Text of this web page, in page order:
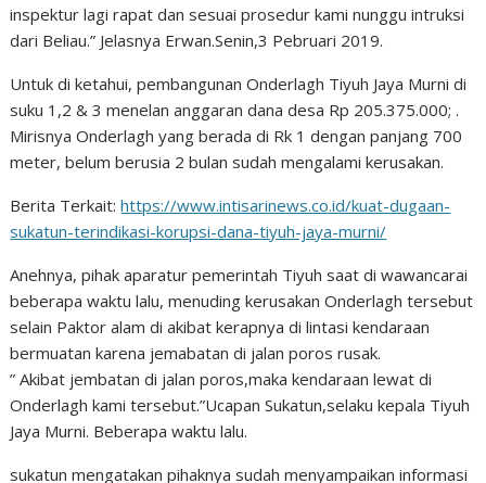
inspektur lagi rapat dan sesuai prosedur kami nunggu intruksi
dari Beliau.” Jelasnya Erwan.Senin,3 Pebruari 2019.
Untuk di ketahui, pembangunan Onderlagh Tiyuh Jaya Murni di
suku 1,2 & 3 menelan anggaran dana desa Rp 205.375.000; .
Mirisnya Onderlagh yang berada di Rk 1 dengan panjang 700
meter, belum berusia 2 bulan sudah mengalami kerusakan.
Berita Terkait:https://www.intisarinews.co.id/kuat-dugaan-
sukatun-terindikasi-korupsi-dana-tiyuh-jaya-murni/
Anehnya, pihak aparatur pemerintah Tiyuh saat di wawancarai
beberapa waktu lalu, menuding kerusakan Onderlagh tersebut
selain Paktor alam di akibat kerapnya di lintasi kendaraan
bermuatan karena jemabatan di jalan poros rusak.
” Akibat jembatan di jalan poros,maka kendaraan lewat di
Onderlagh kami tersebut.”Ucapan Sukatun,selaku kepala Tiyuh
Jaya Murni. Beberapa waktu lalu.
sukatun mengatakan pihaknya sudah menyampaikan informasi